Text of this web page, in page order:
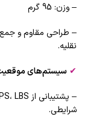
– وزن: 95 گرم
– طراحی مقاوم و
نقلیه.
✔ سیستم‌های
شرایطی.